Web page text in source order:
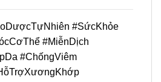
#SứcKhỏe
#MiễnDịch
#ChốngViêm